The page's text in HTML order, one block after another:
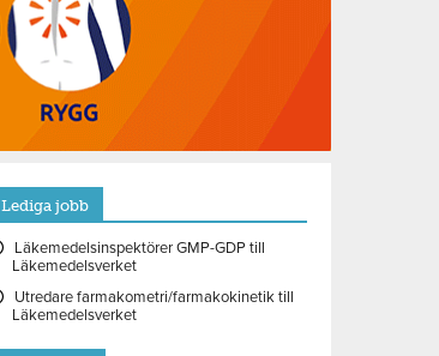
Lediga jobb
Läkemedelsinspektörer GMP-GDP till
Läkemedelsverket
Utredare farmakometri/farmakokinetik till
Läkemedelsverket